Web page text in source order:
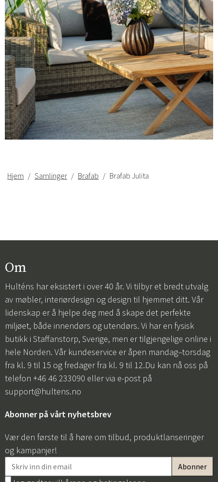
Hjem Samlinger Brafab Brafab Julita
Om
Hulténs har eksistert i over 40 år. Vi tilbyr et bredt utvalg
av møbler, interiørdesign og design til hjemmet ditt. Vår
lidenskap er å hjelpe deg med å skape det perfekte
miljøet, både innendørs og utendørs. Vi har en fysisk
butikk i Staffanstorp, Sverige, men er tilgjengelige online i
hele Norden. Vår kundeservice er åpen mandag–torsdag
fra kl. 9 til 15 og fredager fra kl. 9 til 12.Du kan nå oss på
telefon +46 46 233090 eller via e-post på
support@hultens.no
Abonner på vårt nyhetsbrev
Vær den første til å høre om tilbud, produktlanseringer
og kampanjer!